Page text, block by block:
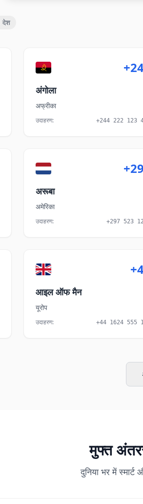
देश
अंगोला
अफ्रीका
उदाहरण: +244 222 123
अरूबा
अमेरिका
उदाहरण: +297 523
आइल ऑफ मैन
यूरोप
उदाहरण: +44 1624 555
मुफ्त
दुनिया भर में